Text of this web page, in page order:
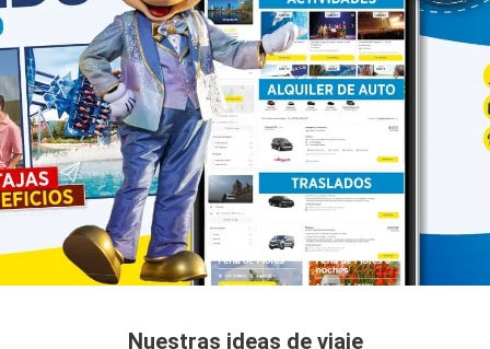
Nuestras ideas de viaje